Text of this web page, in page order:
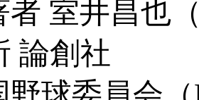
者 室井昌也
論創社